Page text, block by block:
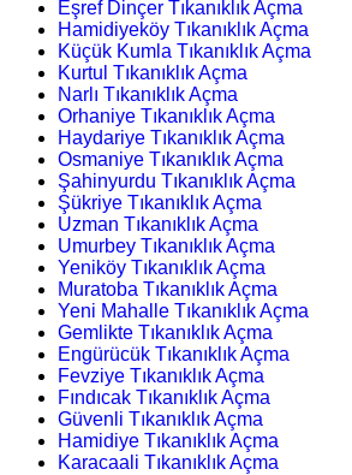
Eşref Dinçer Tıkanıklık Açma
Hamidiyeköy Tıkanıklık Açma
Küçük Kumla Tıkanıklık Açma
Kurtul Tıkanıklık Açma
Narlı Tıkanıklık Açma
Orhaniye Tıkanıklık Açma
Haydariye Tıkanıklık Açma
Osmaniye Tıkanıklık Açma
Şahinyurdu Tıkanıklık Açma
Şükriye Tıkanıklık Açma
Uzman Tıkanıklık Açma
Umurbey Tıkanıklık Açma
Yeniköy Tıkanıklık Açma
Muratoba Tıkanıklık Açma
Yeni Mahalle Tıkanıklık Açma
Gemlikte Tıkanıklık Açma
Engürücük Tıkanıklık Açma
Fevziye Tıkanıklık Açma
Fındıcak Tıkanıklık Açma
Güvenli Tıkanıklık Açma
Hamidiye Tıkanıklık Açma
Karacaali Tıkanıklık Açma